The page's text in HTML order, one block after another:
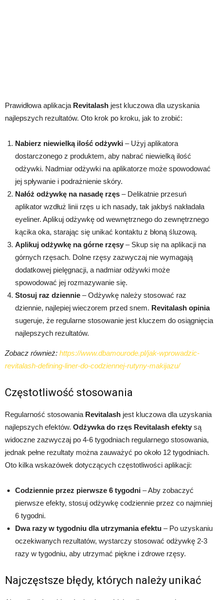
Prawidłowa aplikacja Revitalash jest kluczowa dla uzyskania
najlepszych rezultatów. Oto krok po kroku, jak to zrobić:
Nabierz niewielką ilość odżywki – Użyj aplikatora
dostarczonego z produktem, aby nabrać niewielką ilość
odżywki. Nadmiar odżywki na aplikatorze może spowodować
jej spływanie i podrażnienie skóry.
Nałóż odżywkę na nasadę rzęs – Delikatnie przesuń
aplikator wzdłuż linii rzęs u ich nasady, tak jakbyś nakładała
eyeliner. Aplikuj odżywkę od wewnętrznego do zewnętrznego
kącika oka, starając się unikać kontaktu z błoną śluzową.
Aplikuj odżywkę na górne rzęsy – Skup się na aplikacji na
górnych rzęsach. Dolne rzęsy zazwyczaj nie wymagają
dodatkowej pielęgnacji, a nadmiar odżywki może
spowodować jej rozmazywanie się.
Stosuj raz dziennie – Odżywkę należy stosować raz
dziennie, najlepiej wieczorem przed snem. Revitalash opinia
sugeruje, że regularne stosowanie jest kluczem do osiągnięcia
najlepszych rezultatów.
Zobacz również: https://www.dbamourode.pl/jak-wprowadzic-
revitalash-defining-liner-do-codziennej-rutyny-makijazu/
Częstotliwość stosowania
Regularność stosowania Revitalash jest kluczowa dla uzyskania
najlepszych efektów. Odżywka do rzęs Revitalash efekty są
widoczne zazwyczaj po 4-6 tygodniach regularnego stosowania,
jednak pełne rezultaty można zauważyć po około 12 tygodniach.
Oto kilka wskazówek dotyczących częstotliwości aplikacji:
Codziennie przez pierwsze 6 tygodni – Aby zobaczyć
pierwsze efekty, stosuj odżywkę codziennie przez co najmniej
6 tygodni.
Dwa razy w tygodniu dla utrzymania efektu – Po uzyskaniu
oczekiwanych rezultatów, wystarczy stosować odżywkę 2-3
razy w tygodniu, aby utrzymać piękne i zdrowe rzęsy.
Najczęstsze błędy, których należy unikać